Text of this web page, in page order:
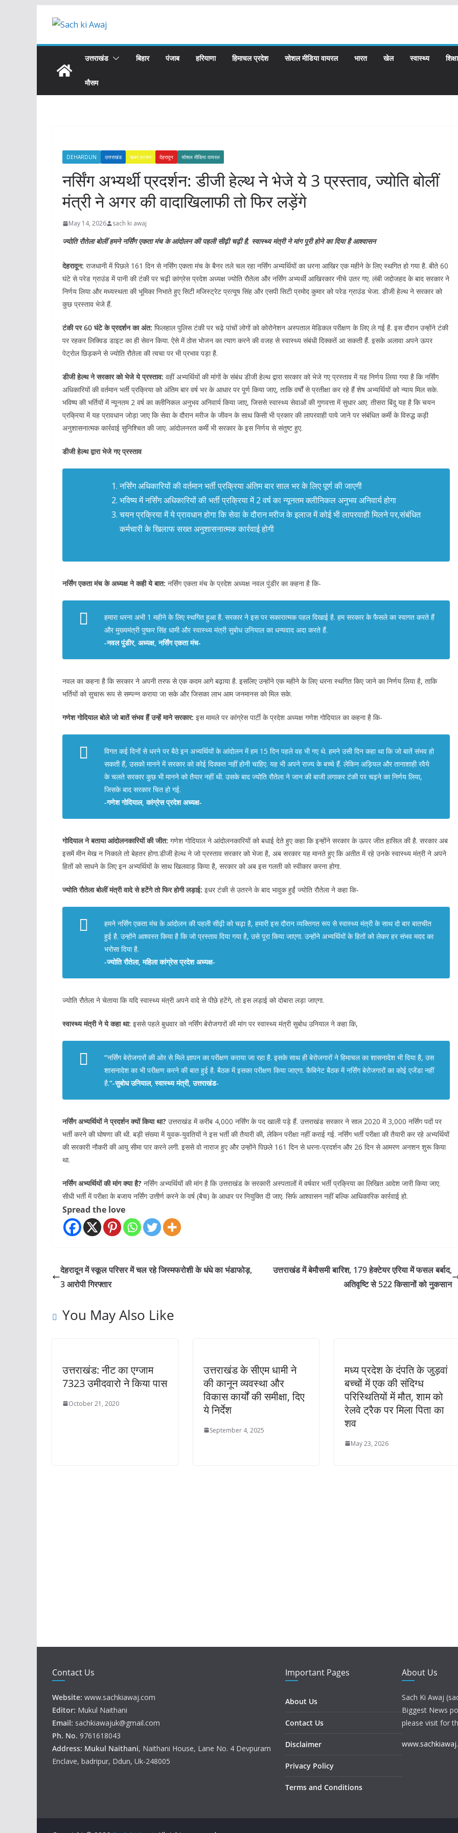
उत्तराखंड बिहार पंजाब हरियाणा हिमाचल प्रदेश सोशल मीडिया वायरल भारत खेल स्वास्थ्य शिक्षा
मौसम
DEHARDUN उत्तराखंड खबर हटकर देहरादून सोशल मीडिया वायरल
नर्सिंग अभ्यर्थी प्रदर्शन: डीजी हेल्थ ने भेजे ये 3 प्रस्ताव, ज्योति बोलीं
मंत्री ने अगर की वादाखिलाफी तो फिर लड़ेंगे
May 14, 2026 sach ki awaj
ज्योति रौतेला बोलीं हमने नर्सिंग एकता मंच के आंदोलन की पहली सीढ़ी चढ़ी है, स्वास्थ्य मंत्री ने मांग पूरी होने का दिया है आश्वासन
देहरादून: राजधानी में पिछले 161 दिन से नर्सिंग एकता मंच के बैनर तले चल रहा नर्सिंग अभ्यर्थियों का धरना आखिर एक महीने के लिए स्थगित हो गया है. बीते 60
घंटे से परेड ग्राउंड में पानी की टंकी पर चढ़ी कांग्रेस प्रदेश अध्यक्ष ज्योति रौतेला और नर्सिंग अभ्यर्थी आखिरकार नीचे उतर गए. लंबी जद्दोजहद के बाद सरकार ने
निर्णय लिया और मध्यस्थता की भूमिका निभाते हुए सिटी मजिस्ट्रेट प्रत्यूष सिंह और एसपी सिटी प्रमोद कुमार को परेड ग्राउंड भेजा. डीजी हेल्थ ने सरकार को
कुछ प्रस्ताव भेजे हैं.
टंकी पर 60 घंटे के प्रदर्शन का अंत: फिलहाल पुलिस टंकी पर चढ़े पांचों लोगों को कोरोनेशन अस्पताल मेडिकल परीक्षण के लिए ले गई है. इस दौरान उन्होंने टंकी
पर रहकर लिक्विड डाइट का ही सेवन किया. ऐसे में ठोस भोजन का त्याग करने की वजह से स्वास्थ्य संबंधी दिक्कतें आ सकती हैं. इसके अलावा अपने ऊपर
पेट्रोल छिड़कने से ज्योति रौतेला की त्वचा पर भी प्रभाव पड़ा है.
डीजी हेल्थ ने सरकार को भेजे ये प्रस्ताव: वहीं अभ्यर्थियों की मांगों के संबंध डीजी हेल्थ द्वारा सरकार को भेजे गए प्रस्ताव में यह निर्णय लिया गया है कि नर्सिंग
अधिकारियों की वर्तमान भर्ती प्रक्रिया को अंतिम बार वर्ष भर के आधार पर पूर्ण किया जाए, ताकि वर्षों से प्रतीक्षा कर रहे हैं शेष अभ्यर्थियों को न्याय मिल सके.
भविष्य की भर्तियों में न्यूनतम 2 वर्ष का क्लीनिकल अनुभव अनिवार्य किया जाए, जिससे स्वास्थ्य सेवाओं की गुणवत्ता में सुधार आए. तीसरा बिंदु यह है कि चयन
प्रक्रिया में यह प्रावधान जोड़ा जाए कि सेवा के दौरान मरीज के जीवन के साथ किसी भी प्रकार की लापरवाही पाये जाने पर संबंधित कर्मी के विरुद्ध कड़ी
अनुशासनात्मक कार्रवाई सुनिश्चित की जाए. आंदोलनरत कर्मी भी सरकार के इस निर्णय से संतुष्ट हुए.
डीजी हेल्थ द्वारा भेजे गए प्रस्ताव
नर्सिंग अधिकारियों की वर्तमान भर्ती प्रक्रिया अंतिम बार साल भर के लिए पूर्ण की जाएगी
भविष्य में नर्सिंग अधिकारियों की भर्ती प्रक्रिया में 2 वर्ष का न्यूनतम क्लीनिकल अनुभव अनिवार्य होगा
चयन प्रक्रिया में ये प्रावधान होगा कि सेवा के दौरान मरीज के इलाज में कोई भी लापरवाही मिलने पर,संबंधित
कर्मचारी के खिलाफ सख्त अनुशासनात्मक कार्रवाई होगी
नर्सिंग एकता मंच के अध्यक्ष ने कही ये बात: नर्सिंग एकता मंच के प्रदेश अध्यक्ष नवल पुंडीर का कहना है कि-
हमारा धरना अभी 1 महीने के लिए स्थगित हुआ है. सरकार ने इस पर सकारात्मक पहल दिखाई है. हम सरकार के फैसले का स्वागत करते हैं
और मुख्यमंत्री पुष्कर सिंह धामी और स्वास्थ्य मंत्री सुबोध उनियाल का धन्यवाद अदा करते हैं.
-नवल पुंडीर, अध्यक्ष, नर्सिंग एकता मंच-
नवल का कहना है कि सरकार ने अपनी तरफ से एक कदम आगे बढ़ाया है. इसलिए उन्होंने एक महीने के लिए धरना स्थगित किए जाने का निर्णय लिया है, ताकि
भर्तियों को सुचारू रूप से सम्पन्न कराया जा सके और जिसका लाभ आम जनमानस को मिल सके.
गणेश गोदियाल बोले जो बातें संभव हैं उन्हें माने सरकार: इस मामले पर कांग्रेस पार्टी के प्रदेश अध्यक्ष गणेश गोदियाल का कहना है कि-
विगत कई दिनों से धरने पर बैठे इन अभ्यर्थियों के आंदोलन में हम 15 दिन पहले वह भी गए थे. हमने उसी दिन कहा था कि जो बातें संभव हो
सकती हैं, उसको मानने में सरकार को कोई दिक्कत नहीं होनी चाहिए. यह भी अपने राज्य के बच्चे हैं. लेकिन अड़ियल और तानाशाही रवैये
के चलते सरकार कुछ भी मानने को तैयार नहीं थी. उसके बाद ज्योति रौतेला ने जान की बाजी लगाकर टंकी पर चढ़ने का निर्णय लिया,
जिसके बाद सरकार चित हो गई.
-गणेश गोदियाल, कांग्रेस प्रदेश अध्यक्ष-
गोदियाल ने बताया आंदोलनकारियों की जीत: गणेश गोदियाल ने आंदोलनकारियों को बधाई देते हुए कहा कि इन्होंने सरकार के ऊपर जीत हासिल की है. सरकार अब
इसमें मीन मेख न निकाले तो बेहतर होगा.डीजी हेल्थ ने जो प्रस्ताव सरकार को भेजा है, अब सरकार यह मानते हुए कि अतीत में रहे उनके स्वास्थ्य मंत्री ने अपने
हितों को साधने के लिए इन अभ्यर्थियों के साथ खिलवाड़ किया है, सरकार को अब इस गलती को स्वीकार करना होगा.
ज्योति रौतेला बोलीं मंत्री वादे से हटेंगे तो फिर होगी लड़ाई: इधर टंकी से उतरने के बाद भावुक हुईं ज्योति रौतेला ने कहा कि-
हमने नर्सिंग एकता मंच के आंदोलन की पहली सीढ़ी को चढ़ा है, हमारी इस दौरान व्यक्तिगत रूप से स्वास्थ्य मंत्री के साथ दो बार बातचीत
हुई है. उन्होंने आश्वस्त किया है कि जो प्रस्ताव दिया गया है, उसे पूरा किया जाएगा. उन्होंने अभ्यर्थियों के हितों को लेकर हर संभव मदद का
भरोसा दिया है.
-ज्योति रौतेला, महिला कांग्रेस प्रदेश अध्यक्ष-
ज्योति रौतेला ने चेताया कि यदि स्वास्थ्य मंत्री अपने वादे से पीछे हटेंगे, तो इस लड़ाई को दोबारा लड़ा जाएगा.
स्वास्थ्य मंत्री ने ये कहा था: इससे पहले बुधवार को नर्सिंग बेरोजगारों की मांग पर स्वास्थ्य मंत्री सुबोध उनियाल ने कहा कि,
“नर्सिंग बेरोजगारों की ओर से मिले ज्ञापन का परीक्षण कराया जा रहा है. इसके साथ ही बेरोजगारों ने हिमाचल का शासनादेश भी दिया है, उस
शासनादेश का भी परीक्षण करने की बात हुई है. बैठक में इसका परीक्षण किया जाएगा. कैबिनेट बैठक में नर्सिंग बेरोजगारों का कोई एजेंडा नहीं
है.“-सुबोध उनियाल, स्वास्थ्य मंत्री, उत्तराखंड-
नर्सिंग अभ्यर्थियों ने प्रदर्शन क्यों किया था? उत्तराखंड में करीब 4,000 नर्सिंग के पद खाली पड़े हैं. उत्तराखंड सरकार ने साल 2020 में 3,000 नर्सिंग पदों पर
भर्ती करने की घोषणा की थी. बड़ी संख्या में युवक-युवतियों ने इस भर्ती की तैयारी की, लेकिन परीक्षा नहीं कराई गई. नर्सिंग भर्ती परीक्षा की तैयारी कर रहे अभ्यर्थियों
की सरकारी नौकरी की आयु सीमा पार करने लगी. इससे वो नाराज हुए और उन्होंने पिछले 161 दिन से धरना-प्रदर्शन और 26 दिन से आमरण अनशन शुरू किया
था.
नर्सिंग अभ्यर्थियों की मांग क्या है? नर्सिंग अभ्यर्थियों की मांग है कि उत्तराखंड के सरकारी अस्पतालों में वर्षवार भर्ती प्रक्रिया का लिखित आदेश जारी किया जाए.
सीधी भर्ती में परीक्षा के बजाय नर्सिंग उत्तीर्ण करने के वर्ष (बैच) के आधार पर नियुक्ति दी जाए. सिर्फ आश्वासन नहीं बल्कि आधिकारिक कार्रवाई हो.
Spread the love
देहरादून में स्कूल परिसर में चल रहे जिस्मफरोशी के धंधे का भंडाफोड़,
3 आरोपी गिरफ्तार
उत्तराखंड में बेमौसमी बारिश, 179 हेक्टेयर एरिया में फसल बर्बाद,
अतिवृष्टि से 522 किसानों को नुकसान
You May Also Like
उत्तराखंड: नीट का एग्जाम
7323 उमीदवारो ने किया पास
October 21, 2020
उत्तराखंड के सीएम धामी ने
की कानून व्यवस्था और
विकास कार्यों की समीक्षा, दिए
ये निर्देश
September 4, 2025
मध्य प्रदेश के दंपति के जुड़वां
बच्चों में एक की संदिग्ध
परिस्थितियों में मौत, शाम को
रेलवे ट्रैक पर मिला पिता का
शव
May 23, 2026
Contact Us
Website: www.sachkiawaj.com
Editor: Mukul Naithani
Email: sachkiawajuk@gmail.com
Ph. No. 9761618043
Address: Mukul Naithani, Naithani House, Lane No. 4 Devpuram
Enclave, badripur, Ddun, Uk-248005
Important Pages
About Us
Contact Us
Disclaimer
Privacy Policy
Terms and Conditions
About Us
Sach Ki Awaj
Biggest News
please visit for